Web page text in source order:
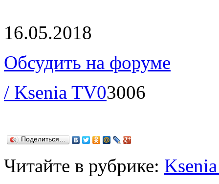
16.05.2018
Обсудить на форуме
/ Ksenia TV03006
Поделиться…
Читайте в рубрике: